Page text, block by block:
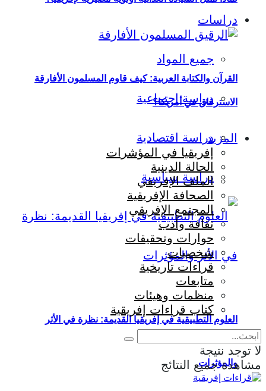
دراسات
جميع المواد
دراسة اجتماعية
دراسة اقتصادية
دراسة سياسية
العلوم التطبيقية في إفريقيا القديمة: نظرة في الأثر
والمؤثرات
القرآن والكتابة العربية: كيف قاوم المسلمون الأفارقة
الاسترقاق في أمريكا؟
المزيد
إفريقيا في المؤشرات
الحالة الدينية
الملف الإفريقي
الصحافة الإفريقية
المجتمع الإفريقي
ثقافة وأدب
حوارات وتحقيقات
شخصيات
قراءات تاريخية
متابعات
منظمات وهيئات
كتاب قراءات إفريقية
لا توجد نتيجة
مشاهدة جميع النتائج